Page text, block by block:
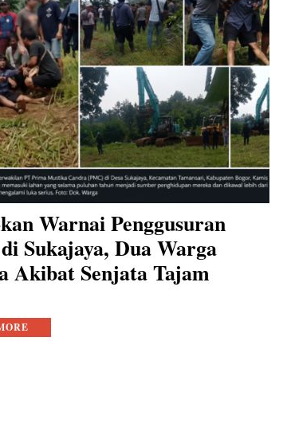
Warnai Penggusuran
Sukajaya, Dua Warga
Akibat Senjata Tajam